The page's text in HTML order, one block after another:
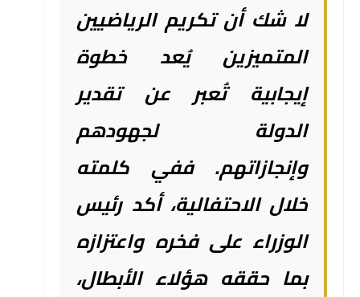
لا شك أن تكريم الرياضيين
المتميزين يُعد خطوة
إيجابية تُعبر عن تقدير
الدولة لجهودهم
وإنجازاتهم. ففي كلمته
خلال الاحتفالية، أكد رئيس
الوزراء على فخره واعتزازه
بما حققه هؤلاء الأبطال،